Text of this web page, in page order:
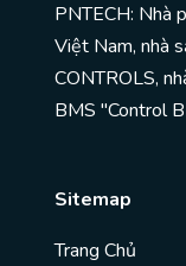
PNTECH: Nhà
Việt Nam, nhà
CONTROLS,
BMS "Control
Sitemap
Trang Chủ